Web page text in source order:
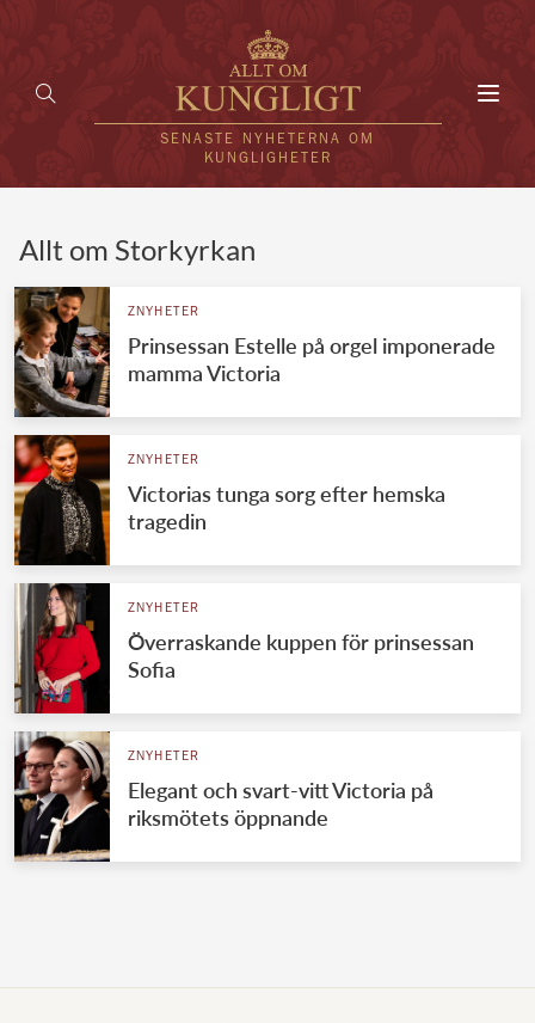
SENASTE NYHETERNA OM
KUNGLIGHETER
UTLÄNDSKT
VÄRLDENS KUNGAHUS
Svenska kungahuset
Brittiska kungahuset
Danska kungahuset
Spanska kungahuset
Jordanska kungahuset
Luxemburgska storhertighuset
Japanska kejsarhuset
REDAKTION
Allt om Storkyrkan
ZNYHETER
Prinsessan Estelle på orgel imponerade
mamma Victoria
ZNYHETER
Victorias tunga sorg efter hemska
tragedin
ZNYHETER
Överraskande kuppen för prinsessan
Sofia
ZNYHETER
Elegant och svart-vitt Victoria på
riksmötets öppnande